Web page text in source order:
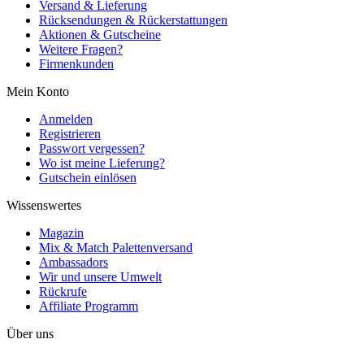
Versand & Lieferung
Rücksendungen & Rückerstattungen
Aktionen & Gutscheine
Weitere Fragen?
Firmenkunden
Mein Konto
Anmelden
Registrieren
Passwort vergessen?
Wo ist meine Lieferung?
Gutschein einlösen
Wissenswertes
Magazin
Mix & Match Palettenversand
Ambassadors
Wir und unsere Umwelt
Rückrufe
Affiliate Programm
Über uns